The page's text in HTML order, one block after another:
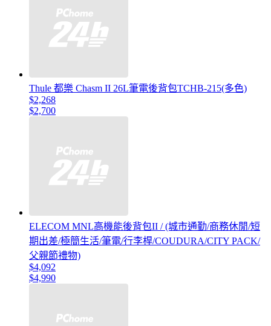
Thule 都樂 Chasm II 26L筆電後背包TCHB-215(多色)
$2,268
$2,700
ELECOM MNL高機能後背包II / (城市通勤/商務休閒/短
期出差/極簡生活/筆電/行李桿/COUDURA/CITY PACK/
父親節禮物)
$4,092
$4,990